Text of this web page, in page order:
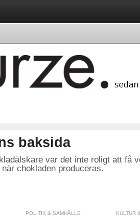
baksida
var det inte roligt att få
chokladen produceras.
POLITIK & SAMHÄLLE KULTUR